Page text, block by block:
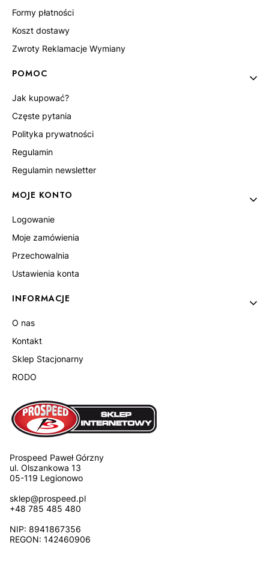
Formy płatności
Koszt dostawy
Zwroty Reklamacje Wymiany
POMOC
Jak kupować?
Częste pytania
Polityka prywatności
Regulamin
Regulamin newsletter
MOJE KONTO
Logowanie
Moje zamówienia
Przechowalnia
Ustawienia konta
INFORMACJE
O nas
Kontakt
Sklep Stacjonarny
RODO
Prospeed Paweł Górzny
ul. Olszankowa 13
05-119 Legionowo
sklep@prospeed.pl
+48 785 485 480
NIP: 8941867356
REGON: 142460906